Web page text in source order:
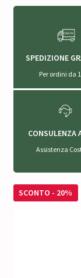
SPEDIZIONE
Per ordini da
CONSULENZA
Assistenza
SCONTO - 20%